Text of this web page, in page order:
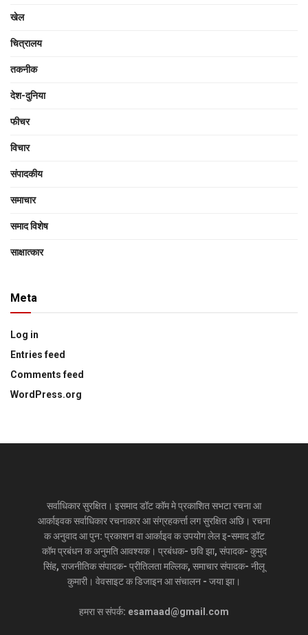
खेल
चित्रालय
तकनीक
देश-दुनिया
फीचर
विचार
संपादकीय
समाचार
समाद विशेष
साक्षात्‍कार
Meta
Log in
Entries feed
Comments feed
WordPress.org
सर्वाधिकार सुरक्षित। इसमाद डॉट कॉम मे प्रकाशित सभटा रचना आ
आर्काइवक सर्वाधिकार रचनाकार आ संग्रहकर्त्ता लग सुरक्षित अछि। रचना
क अनुवाद आ पुन: प्रकाशन वा आर्काइव क उपयोग लेल इ-समाद डॉट
कॉम प्रबंधन क अनुमति आवश्यक। प्रबंधक- छवि झा, संपादक- कुमुद
सिंह, राजनीतिक संपादक- प्रीतिलता मल्लिक, समाचार संपादक- नीलू
कुमारी। वेवसाइट क डिजाइन आ संचालन - जया झा।
हमरा स संपर्क: esamaad@gmail.com